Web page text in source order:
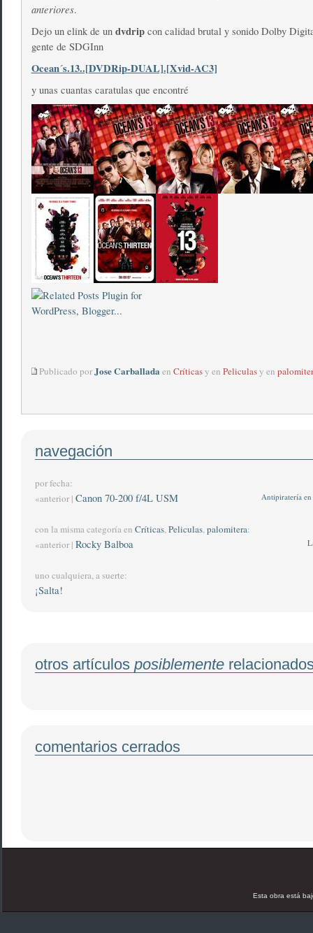
anteriores.
Dejo un elink de un dvdrip con calidad brutal y sonido Dolby
gente de SDGInn
Ocean´s.13..[DVDRip-DUAL].[Xvid-AC3]
y unas cuantas caratulas que encontré
Publicado porJose Carballadaen Críticasy en Peliculasy en
navegación
por fecha:
Antipiratería
«anterior | Canon 70-200 f/4L USM
con la misma categoría en Críticas,Peliculas,palomitera:
«anterior | Rocky Balboa
uno cualquiera, a suerte:
¡Salta!
otros artículos posiblemente
comentarios cerrados
Esta obra está